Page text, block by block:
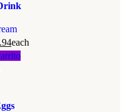
each